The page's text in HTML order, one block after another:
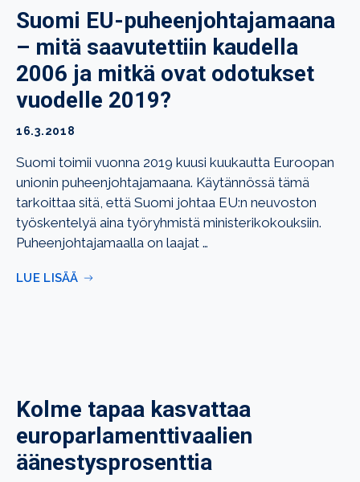
Suomi EU-puheenjohtajamaana
– mitä saavutettiin kaudella
2006 ja mitkä ovat odotukset
vuodelle 2019?
16.3.2018
Suomi toimii vuonna 2019 kuusi kuukautta Euroopan
unionin puheenjohtajamaana. Käytännössä tämä
tarkoittaa sitä, että Suomi johtaa EU:n neuvoston
työskentelyä aina työryhmistä ministerikokouksiin.
Puheenjohtajamaalla on laajat …
LUE LISÄÄ
Kolme tapaa kasvattaa
europarlamenttivaalien
äänestysprosenttia